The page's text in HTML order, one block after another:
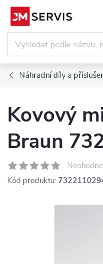
Přejít
obsah
Náhradní díly a
Kovový
Braun
Kód produktu: